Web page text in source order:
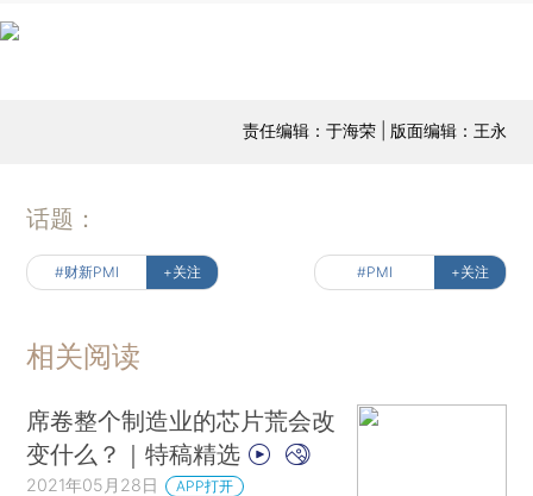
责任编辑：于海荣 | 版面编辑：王永
话题：
#财新PMI +关注 #PMI +关注
相关阅读
席卷整个制造业的芯片荒会改
变什么？｜特稿精选
2021年05月28日 APP打开